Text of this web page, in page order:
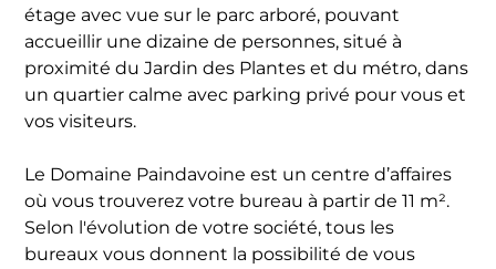
étage avec vue sur le parc arboré, pouvant
accueillir une dizaine de personnes, situé à
proximité du Jardin des Plantes et du métro, dans
un quartier calme avec parking privé pour vous et
vos visiteurs.
Le Domaine Paindavoine est un centre d’affaires
où vous trouverez votre bureau à partir de 11 m².
Selon l'évolution de votre société, tous les
bureaux vous donnent la possibilité de vous